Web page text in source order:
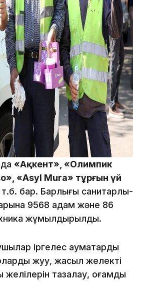
«Ақкент», «Олимпик
«Asyl Mura» тұрғын үй
бар. Барлығы санитарлық-
9568 адам және 86
жұмылдырылды.
іргелес аумақтарды
жуу, жасыл желекті
желілерін тазалау, қоғамдық